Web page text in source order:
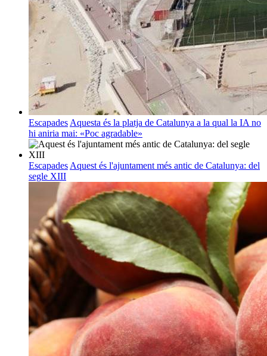
Escapades Aquesta és la platja de Catalunya a la qual la IA no
hi aniria mai: «Poc agradable»
Escapades Aquest és l'ajuntament més antic de Catalunya: del
segle XIII